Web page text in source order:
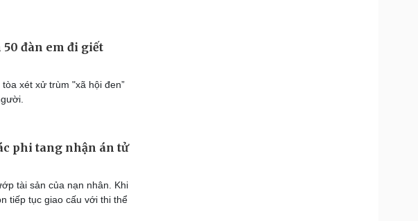
đàn em đi giết
xét xử trùm "xã hội đen”
phi tang nhận án tử
tài sản của nạn nhân. Khi
tiếp tục giao cấu với thi thể